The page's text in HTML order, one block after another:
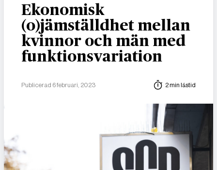
Ekonomisk
(o)jämställdhet mellan
kvinnor och män med
funktionsvariation
Publicerad 6 februari, 2023 2 min lästid